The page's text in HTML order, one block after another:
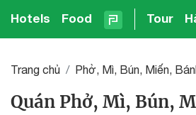
Hotels Food Tour
Trang chủ Phở, Mì, Bún, Miến,
Quán Phở, Mì, Bún,